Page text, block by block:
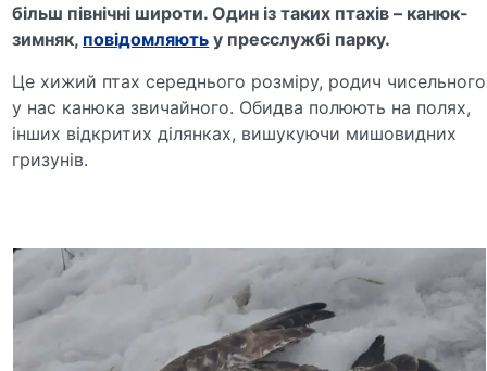
більш північні широти. Один із таких птахів – канюк-
зимняк, повідомляють у пресслужбі парку.
Це хижий птах середнього розміру, родич чисельного
у нас канюка звичайного. Обидва полюють на полях,
інших відкритих ділянках, вишукуючи мишовидних
гризунів.